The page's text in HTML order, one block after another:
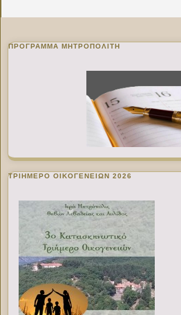
ΠΡΌΓΡΑΜΜΑ ΜΗΤΡΟΠΟΛΊΤΗ
ΤΡΙΗΜΕΡΟ ΟΙΚΟΓΕΝΕΙΩΝ 2026